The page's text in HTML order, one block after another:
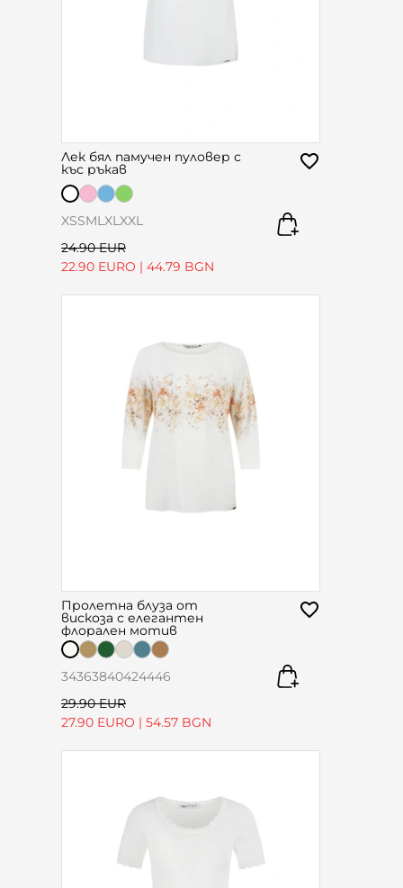
Лек бял памучен пуловер с
къс ръкав
XSSML XL XXL
24.90 EUR
22.90 EURO | 44.79 BGN
Пролетна блуза от
вискоза с елегантен
флорален мотив
34363840424446
29.90 EUR
27.90 EURO | 54.57 BGN